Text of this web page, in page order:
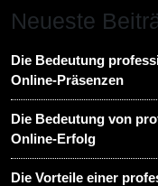
Neueste
Die Bedeutung
Online-Präsenzen
Die Bedeutung von
Online-Erfolg
Die Vorteile einer